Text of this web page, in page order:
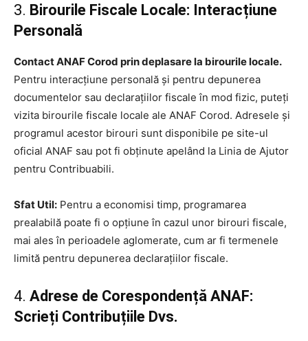
3. Birourile Fiscale Locale: Interacțiune
Personală
Contact ANAF Corod prin deplasare la birourile locale.
Pentru interacțiune personală și pentru depunerea
documentelor sau declarațiilor fiscale în mod fizic, puteți
vizita birourile fiscale locale ale ANAF Corod. Adresele și
programul acestor birouri sunt disponibile pe site-ul
oficial ANAF sau pot fi obținute apelând la Linia de Ajutor
pentru Contribuabili.
Sfat Util: Pentru a economisi timp, programarea
prealabilă poate fi o opțiune în cazul unor birouri fiscale,
mai ales în perioadele aglomerate, cum ar fi termenele
limită pentru depunerea declarațiilor fiscale.
4. Adrese de Corespondență ANAF:
Scrieți Contribuțiile Dvs.